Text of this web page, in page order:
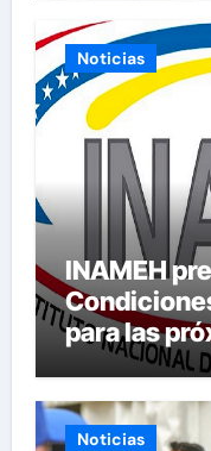
Noticias
INAMEH
para las
este
Noticias